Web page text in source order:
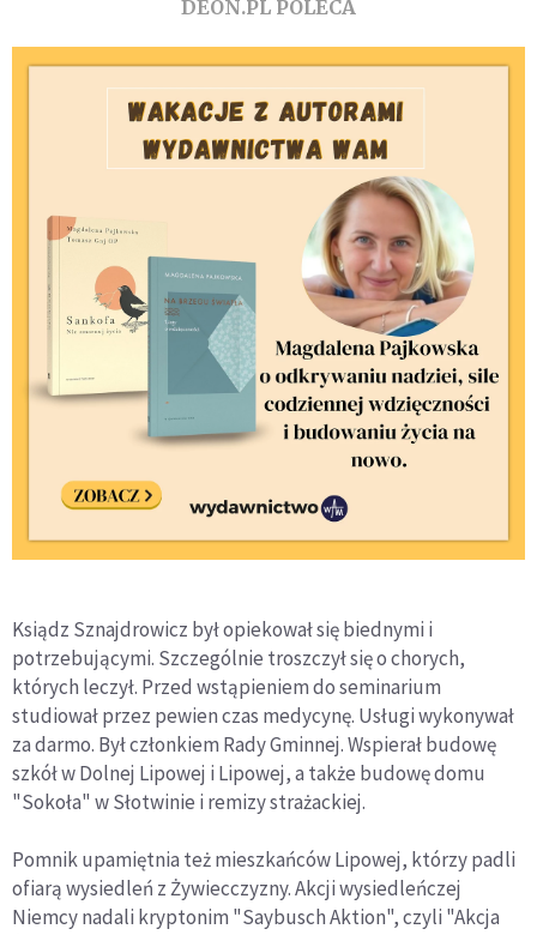
DEON.PL POLECA
Ksiądz Sznajdrowicz był opiekował się biednymi i
potrzebującymi. Szczególnie troszczył się o chorych,
których leczył. Przed wstąpieniem do seminarium
studiował przez pewien czas medycynę. Usługi wykonywał
za darmo. Był członkiem Rady Gminnej. Wspierał budowę
szkół w Dolnej Lipowej i Lipowej, a także budowę domu
"Sokoła" w Słotwinie i remizy strażackiej.
Pomnik upamiętnia też mieszkańców Lipowej, którzy padli
ofiarą wysiedleń z Żywiecczyzny. Akcji wysiedleńczej
Niemcy nadali kryptonim "Saybusch Aktion", czyli "Akcja